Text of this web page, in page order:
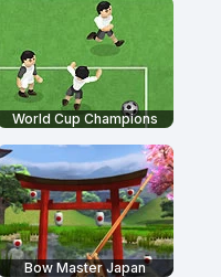
World Cup Champions
Bow Master Japan